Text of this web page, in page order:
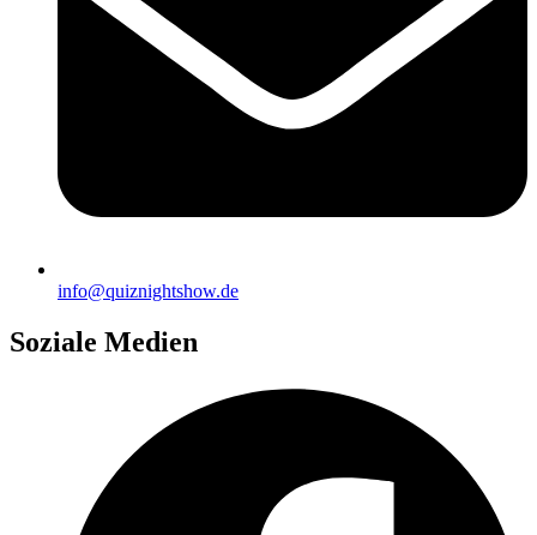
info@quiznightshow.de
Soziale Medien